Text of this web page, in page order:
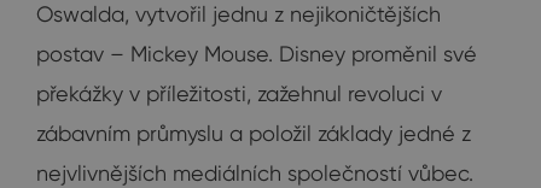
Oswalda, vytvořil jednu z nejikoničtějších
postav – Mickey Mouse. Disney proměnil své
překážky v příležitosti, zažehnul revoluci v
zábavním průmyslu a položil základy jedné z
nejvlivnějších mediálních společností vůbec.